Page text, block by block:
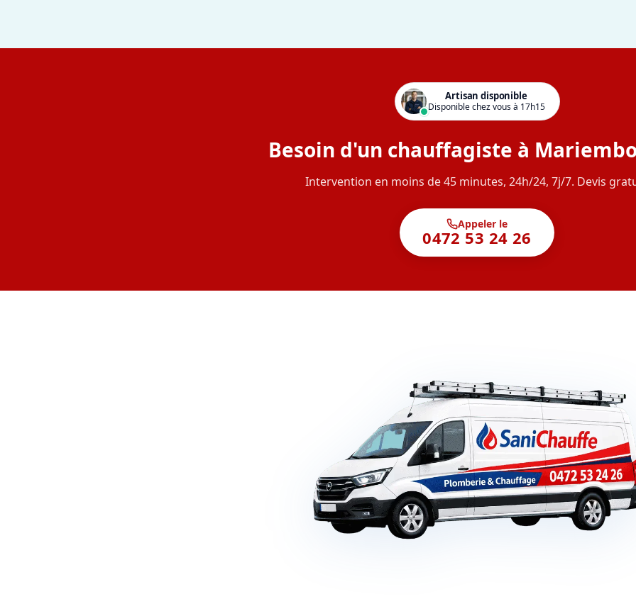
Artisan disponible
Disponible chez vous à 17h15
Besoin d'un chauffagiste à
Intervention en moins de 45 minutes, 24h/24, 7j/7. Devis
Appeler le
0472 53 24 26